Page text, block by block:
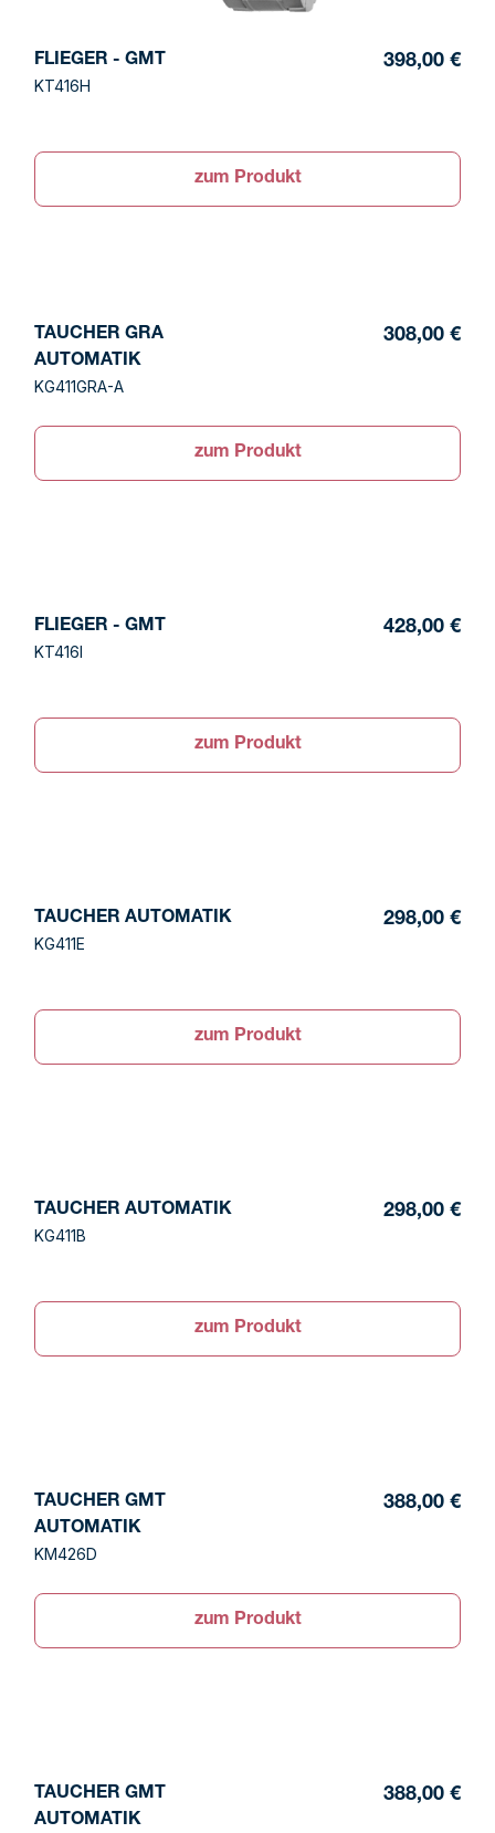
FLIEGER - GMT
KT416H
398,00 €
zum Produkt
TAUCHER GRA
AUTOMATIK
KG411GRA-A
308,00 €
zum Produkt
FLIEGER - GMT
KT416I
428,00 €
zum Produkt
TAUCHER AUTOMATIK
KG411E
298,00 €
zum Produkt
TAUCHER AUTOMATIK
KG411B
298,00 €
zum Produkt
TAUCHER GMT
AUTOMATIK
KM426D
388,00 €
zum Produkt
TAUCHER GMT
AUTOMATIK
388,00 €